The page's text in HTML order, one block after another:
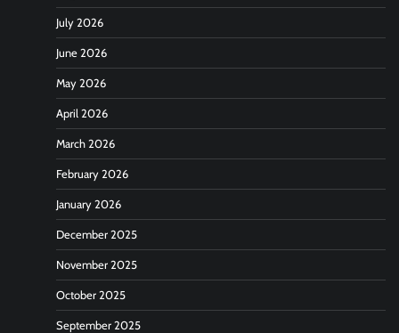
July 2026
June 2026
May 2026
April 2026
March 2026
February 2026
January 2026
December 2025
November 2025
October 2025
September 2025